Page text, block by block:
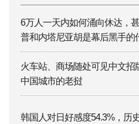
6万人一天内如何涌向休达，
普和内塔尼亚胡是幕后黑手的
火车站、商场随处可见中文
中国城市的老挝
韩国人对日好感度54.3%，历